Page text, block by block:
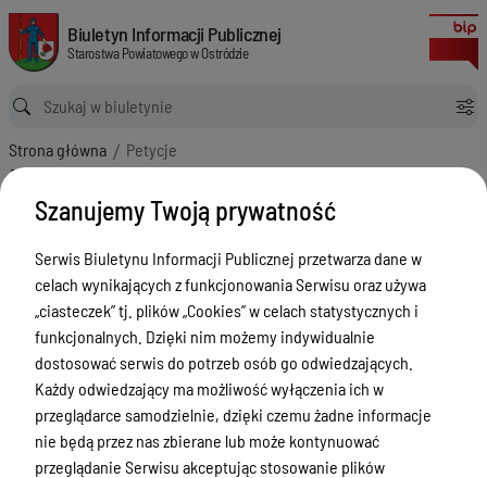
Petycje
Biuletyn Informacji Publicznej Starostwa Powiatowego w Ostródzie
Biuletyn Informacji Publicznej
Starostwa Powiatowego w Ostródzie
Ścieżka powrotu
Strona główna Petycje
Petycje
Menu Przedmiotowe
Starostwo Powiatowe
Poradnik Interesanta
Informacje o naborze
Tablica ogłoszeń
Dyżury Aptek w Powiecie Ostródzkim
Szanujemy Twoją prywatność
Serwis Biuletynu Informacji Publicznej przetwarza dane w
celach wynikających z funkcjonowania Serwisu oraz używa
„ciasteczek” tj. plików „Cookies” w celach statystycznych i
funkcjonalnych. Dzięki nim możemy indywidualnie
dostosować serwis do potrzeb osób go odwiedzających.
Każdy odwiedzający ma możliwość wyłączenia ich w
przeglądarce samodzielnie, dzięki czemu żadne informacje
nie będą przez nas zbierane lub może kontynuować
przeglądanie Serwisu akceptując stosowanie plików